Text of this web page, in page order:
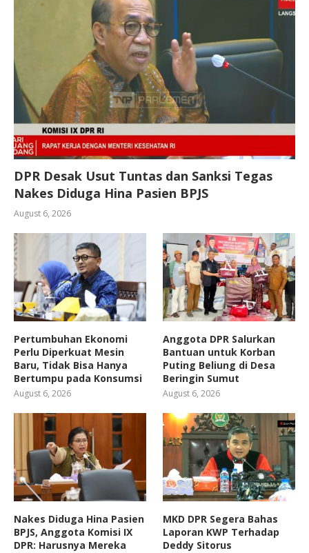
DPR Desak Usut Tuntas dan Sanksi Tegas
Nakes Diduga Hina Pasien BPJS
August 6, 2026
Pertumbuhan Ekonomi
Perlu Diperkuat Mesin
Baru, Tidak Bisa Hanya
Bertumpu pada Konsumsi
August 6, 2026
Anggota DPR Salurkan
Bantuan untuk Korban
Puting Beliung di Desa
Beringin Sumut
August 6, 2026
Nakes Diduga Hina Pasien
BPJS, Anggota Komisi IX
DPR: Harusnya Mereka
MKD DPR Segera Bahas
Laporan KWP Terhadap
Deddy Sitorus